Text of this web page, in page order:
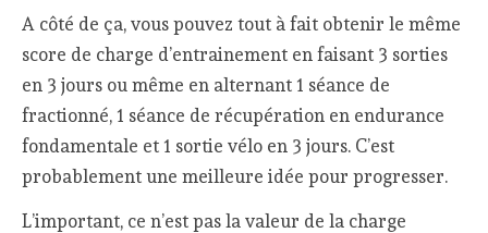
A côté de ça, vous pouvez tout à fait obtenir le même
score de charge d’entrainement en faisant 3 sorties
en 3 jours ou même en alternant 1 séance de
fractionné, 1 séance de récupération en endurance
fondamentale et 1 sortie vélo en 3 jours. C’est
probablement une meilleure idée pour progresser.
L’important, ce n’est pas la valeur de la charge